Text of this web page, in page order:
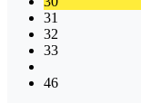
31
32
33
46